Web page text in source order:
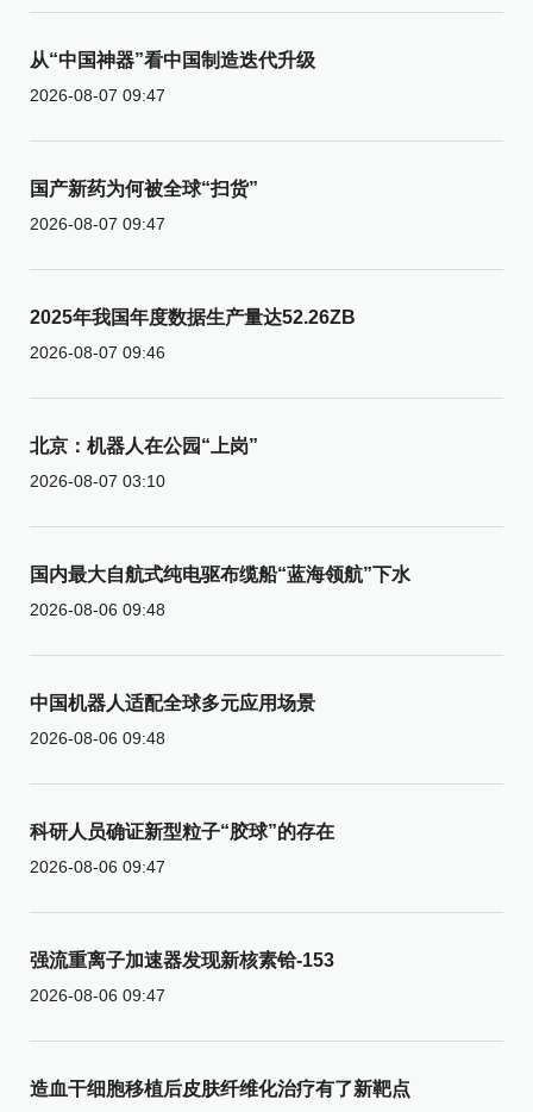
从“中国神器”看中国制造迭代升级
2026-08-07 09:47
国产新药为何被全球“扫货”
2026-08-07 09:47
2025年我国年度数据生产量达52.26ZB
2026-08-07 09:46
北京：机器人在公园“上岗”
2026-08-07 03:10
国内最大自航式纯电驱布缆船“蓝海领航”下水
2026-08-06 09:48
中国机器人适配全球多元应用场景
2026-08-06 09:48
科研人员确证新型粒子“胶球”的存在
2026-08-06 09:47
强流重离子加速器发现新核素铪-153
2026-08-06 09:47
造血干细胞移植后皮肤纤维化治疗有了新靶点